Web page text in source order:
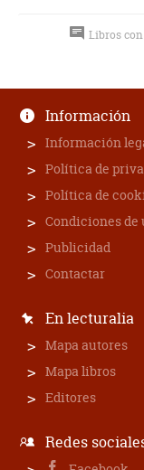
Libros
Información
Información
Política de
Política de
Condiciones de
Publicidad
Contactar
En lecturalia
Mapa autores
Mapa libros
Editores
Redes